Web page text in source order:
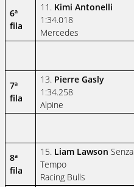
6ª
fila
11. Kimi Antonelli
1:34.018
Mercedes
7ª
fila
13. Pierre Gasly
1:34.258
Alpine
8ª
fila
15. Liam Lawson Senza
Tempo
Racing Bulls